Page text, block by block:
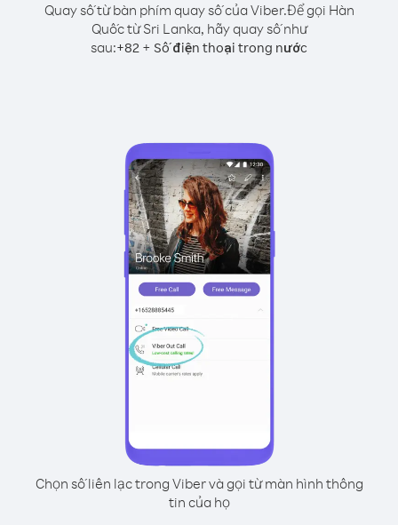
Quay số từ bàn phím quay số của Viber.Để gọi Hàn
Quốc từ Sri Lanka, hãy quay số như
sau:+82 + Số điện thoại trong nước
Chọn số liên lạc trong Viber và gọi từ màn hình thông
tin của họ